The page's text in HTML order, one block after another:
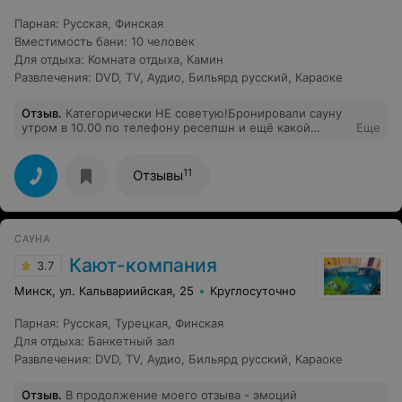
Парная: Русская, Финская
Вместимость бани: 10 человек
Для отдыха: Комната отдыха, Камин
Развлечения: DVD, TV, Аудио, Бильярд русский, Караоке
Отзыв. Категорически НЕ советую!Бронировали сауну
утром в 10.00 по телефону ресепшн и ещё какой
бассейне и джакузи, т.е. как минимум 2 человека
знали, что мы придем. Обещали, что к 13.00 все будет
готово, специально уточняла по поводу джакузи,
обещали наполнить, но придя в 13.00 оказалось, что
сауна НЕ убрана, джакузи НЕ наполнено, парилки были
в душах!Как можно брать деньги за такие условия?
Еще
Отзывы11
САУНА
3.7 Кают-компания
Минск, ул. Кальвариийская, 25 Круглосуточно
Парная: Русская, Турецкая, Финская
Для отдыха: Банкетный зал
Развлечения: DVD, TV, Аудио, Бильярд русский, Караоке
Отзыв. В продолжение моего отзыва - эмоций